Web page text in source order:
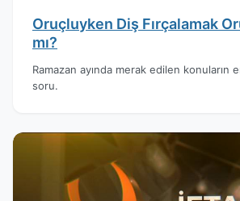
Oruçluyken Diş Fırçalamak
mı?
Ramazan ayında merak edilen konuların
soru.